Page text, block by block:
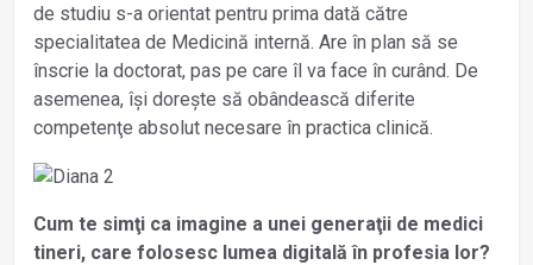
de studiu s-a orientat pentru prima dată către
specialitatea de Medicină internă. Are în plan să se
înscrie la doctorat, pas pe care îl va face în curând. De
asemenea, își dorește să obândească diferite
competenţe absolut necesare în practica clinică.
Cum te simţi ca imagine a unei generaţii de medici
tineri, care folosesc lumea digitală în profesia lor?